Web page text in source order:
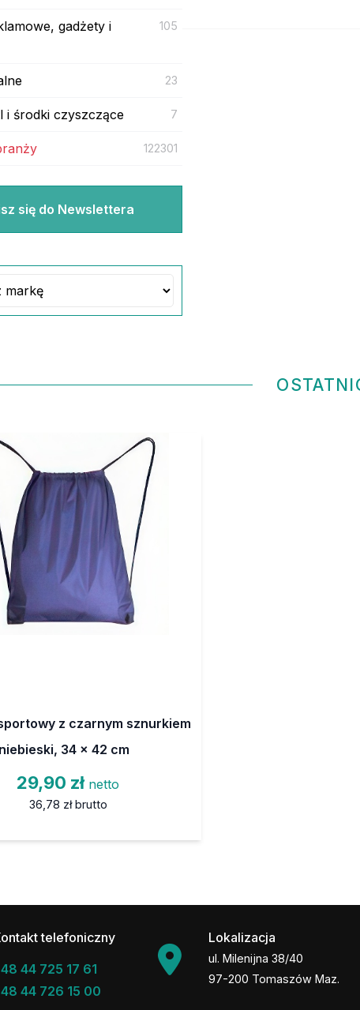
gadżety i
105
23
i środki czyszczące 7
122301
się do Newslettera
z czarnym sznurkiem
niebieski, 34 x 42 cm
29,90 zł netto
36,78 zł brutto
telefoniczny
44 725 17 61
44 726 15 00
Lokalizacja
ul. Milenijna 38/40
97-200 Tomaszów Maz.